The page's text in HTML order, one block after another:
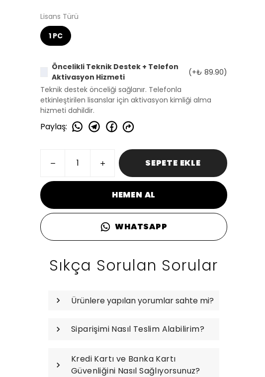
Lisans Türü
1 PC
Öncelikli Teknik Destek + Telefon
Aktivasyon Hizmeti
(+₺ 89.90)
Teknik destek önceliği sağlanır. Telefonla
etkinleştirilen lisanslar için aktivasyon kimliği alma
hizmeti dahildir.
Paylaş:
SEPETE EKLE
HEMEN AL
WHATSAPP
Sıkça Sorulan Sorular
Ürünlere yapılan yorumlar sahte mi?
Siparişimi Nasıl Teslim Alabilirim?
Kredi Kartı ve Banka Kartı
Güvenliğini Nasıl Sağlıyorsunuz?